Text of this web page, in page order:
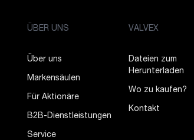
ÜBER UNS
Über uns
Markensäulen
Für Aktionäre
B2B-Dienstleistungen
Service
VALVEX
Dateien zum
Herunterladen
Wo zu kaufen?
Kontakt